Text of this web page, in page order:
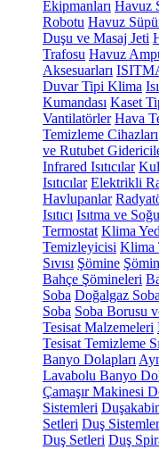
Ekipmanları Havuz
Robotu Havuz
Duşu ve Masaj Jeti
Trafosu Havuz
Aksesuarları
Duvar Tipi Klima
Kumandası Kaset
Vantilatörler Hava
Temizleme Cihazları
ve Rutubet
Infrared Isıtıcılar
Isıtıcılar Elektrikli
Havlupanlar
Isıtıcı Isıtma ve
Termostat Klima
Temizleyicisi Klima
Sıvısı Şömine
Bahçe Şömineleri
Soba Doğalgaz
Soba Soba Borusu
Tesisat Malzemeleri
Tesisat Temizleme
Banyo Dolapları
Lavabolu Banyo
Çamaşır Makinesi
Sistemleri
Setleri Duş
Duş Setleri Duş